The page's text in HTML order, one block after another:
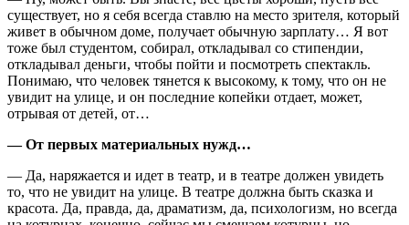
существует, но я себя всегда ставлю на место зрителя, который
живет в обычном доме, получает обычную зарплату… Я вот
тоже был студентом, собирал, откладывал со стипендии,
откладывал деньги, чтобы пойти и посмотреть спектакль.
Понимаю, что человек тянется к высокому, к тому, что он не
увидит на улице, и он последние копейки отдает, может,
отрывая от детей, от…
— От первых материальных нужд…
— Да, наряжается и идет в театр, и в театре должен увидеть
то, что не увидит на улице. В театре должна быть сказка и
красота. Да, правда, да, драматизм, да, психологизм, но всегда